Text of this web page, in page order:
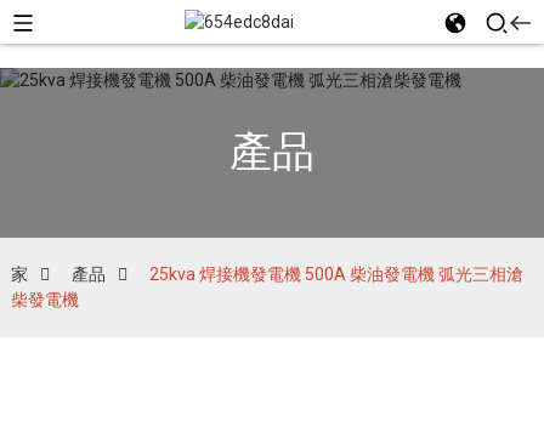
產品
家 產品
25kva 焊接機發電機 500A 柴油發電機 弧光三相滄
柴發電機